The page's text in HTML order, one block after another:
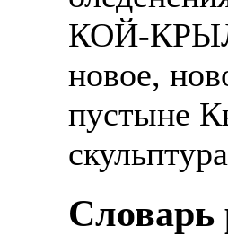
КОЙ-
новое,
пустыне
Словарь